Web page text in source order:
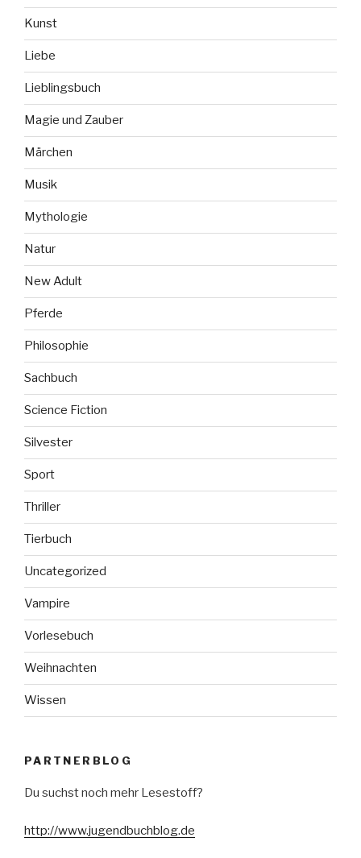
Kunst
Liebe
Lieblingsbuch
Magie und Zauber
Märchen
Musik
Mythologie
Natur
New Adult
Pferde
Philosophie
Sachbuch
Science Fiction
Silvester
Sport
Thriller
Tierbuch
Uncategorized
Vampire
Vorlesebuch
Weihnachten
Wissen
PARTNERBLOG
Du suchst noch mehr Lesestoff?
http://www.jugendbuchblog.de